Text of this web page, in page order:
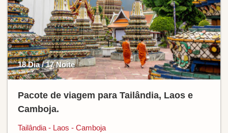
18 Dia / 17 Noite
Pacote de viagem para Tailândia, Laos e
Camboja.
Tailândia - Laos - Camboja